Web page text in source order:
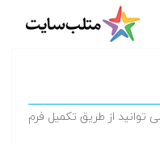
توانید از طریق تکمیل فرم